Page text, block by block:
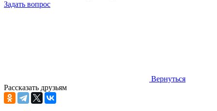
Задать вопрос
Вернуться
Рассказать друзьям